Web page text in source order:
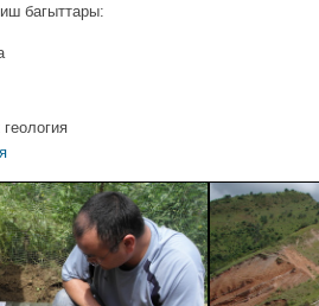
багыттары: